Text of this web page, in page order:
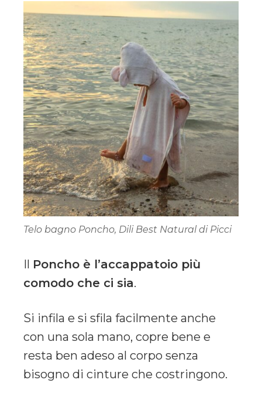
Telo bagno Poncho, Dili Best Natural di Picci
Il Poncho è l’accappatoio più
comodo che ci sia.
Si infila e si sfila facilmente anche
con una sola mano, copre bene e
resta ben adeso al corpo senza
bisogno di cinture che costringono.